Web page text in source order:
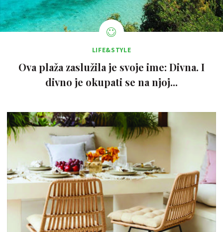
LIFE&STYLE
Ova plaža zaslužila je svoje ime: Divna. I
divno je okupati se na njoj...